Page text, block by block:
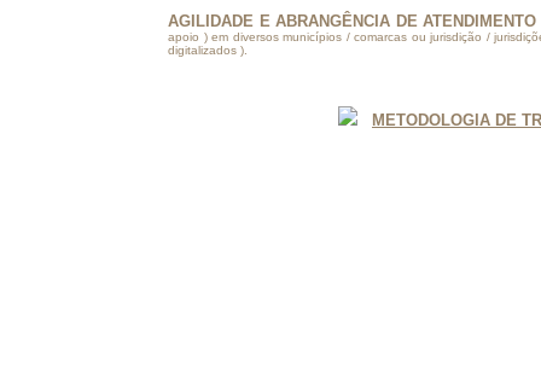
AGILIDADE E ABRANGÊNCIA DE ATENDIMENTO
apoio ) em diversos municípios / comarcas ou jurisdição /
digitalizados ).
METODOLOGIA DE